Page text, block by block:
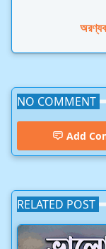
NO COMMENT
Add
RELATED POST